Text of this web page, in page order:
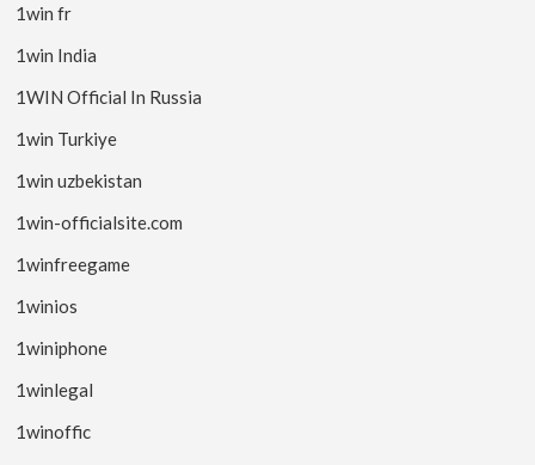
1win fr
1win India
1WIN Official In Russia
1win Turkiye
1win uzbekistan
1win-officialsite.com
1winfreegame
1winios
1winiphone
1winlegal
1winoffic